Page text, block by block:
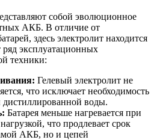
собой эволюционное
АКБ. В отличие от
здесь электролит находится
ряд эксплуатационных
техники:
Гелевый электролит не
что исключает необходимость
дистиллированной воды.
Батарея меньше нагревается при
что продлевает срок
АКБ, но и цепей